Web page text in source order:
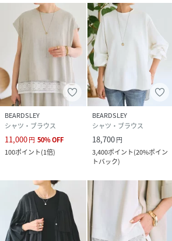
BEARDSLEY
シャツ・ブラウス
11,000円 50%OFF
100ポイント(1倍)
BEARDSLEY
シャツ・ブラウス
18,700円
3,400ポイント(20%ポイン
トバック)